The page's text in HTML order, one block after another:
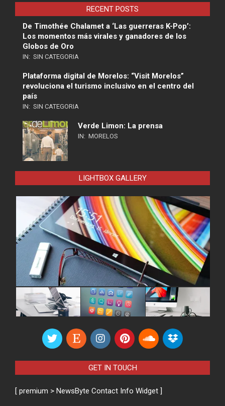
RECENT POSTS
De Timothée Chalamet a ‘Las guerreras K-Pop’:
Los momentos más virales y ganadores de los
Globos de Oro
IN: SIN CATEGORIA
Plataforma digital de Morelos: “Visit Morelos”
revoluciona el turismo inclusivo en el centro del
país
IN: SIN CATEGORIA
Verde Limon: La prensa
IN: MORELOS
LIGHTBOX GALLERY
GET IN TOUCH
[ premium > NewsByte Contact Info Widget ]